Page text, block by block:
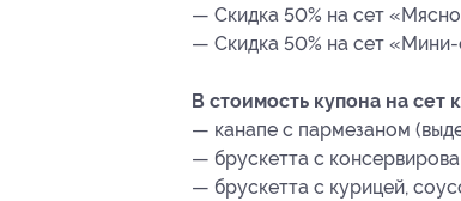
— Скидка 50% на сет
— Скидка 50% на сет
В стоимость купона на сет
— канапе с пармезаном
— брускетта с
— брускетта с курицей,